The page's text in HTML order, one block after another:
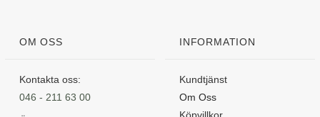
OM OSS
Kontakta oss:
046 - 211 63 00
INFORMATION
Kundtjänst
Om Oss
Köpvillkor